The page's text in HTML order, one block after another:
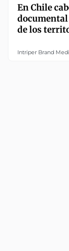
En Chile
documental
de los
Intriper Brand